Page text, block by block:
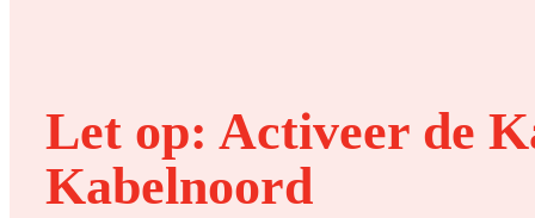
Let op: Activeer de
Kabelnoord